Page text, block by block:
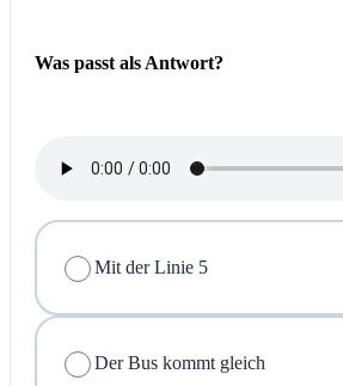
Was passt als Antwort?
Mit der Linie 5
Der Bus kommt gleich